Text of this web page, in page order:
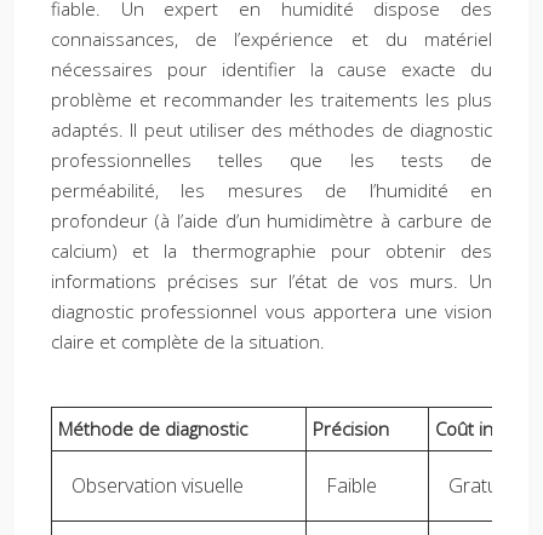
fiable. Un expert en humidité dispose des
connaissances, de l’expérience et du matériel
nécessaires pour identifier la cause exacte du
problème et recommander les traitements les plus
adaptés. Il peut utiliser des méthodes de diagnostic
professionnelles telles que les tests de
perméabilité, les mesures de l’humidité en
profondeur (à l’aide d’un humidimètre à carbure de
calcium) et la thermographie pour obtenir des
informations précises sur l’état de vos murs. Un
diagnostic professionnel vous apportera une vision
claire et complète de la situation.
Méthode de diagnostic Précision Coût indicatif
Observation visuelle Faible Gratuit